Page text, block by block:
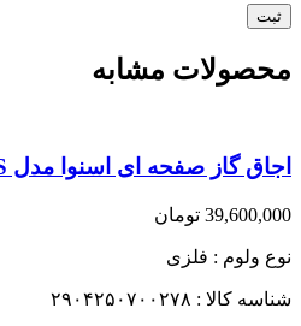
محصولات مشابه
اجاق گاز صفحه ای اسنوا مدل SGH5-6801S
39,600,000 تومان
نوع ولوم : فلزی
شناسه کالا : ۲۹۰۴۲۵۰۷۰۰۲۷۸